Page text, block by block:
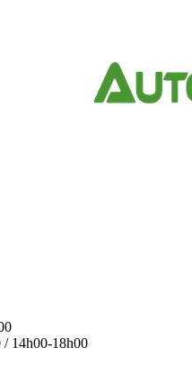
/ 14h00-18h00